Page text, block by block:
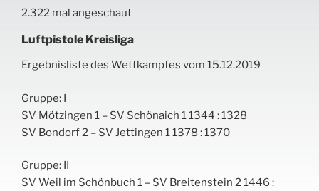
2.322 mal angeschaut
Luftpistole Kreisliga
Ergebnisliste des Wettkampfes vom 15.12.2019
Gruppe: I
SV Mötzingen 1 – SV Schönaich 1 1344 : 1328
SV Bondorf 2 – SV Jettingen 1 1378 : 1370
Gruppe: II
SV Weil im Schönbuch 1 – SV Breitenstein 2 1446 :